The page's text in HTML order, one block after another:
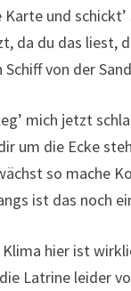
Karte und schickt’
da du das liest,
Schiff von der
mich jetzt
um die Ecke
so mache
ist das noch
Klima hier ist
Latrine leider